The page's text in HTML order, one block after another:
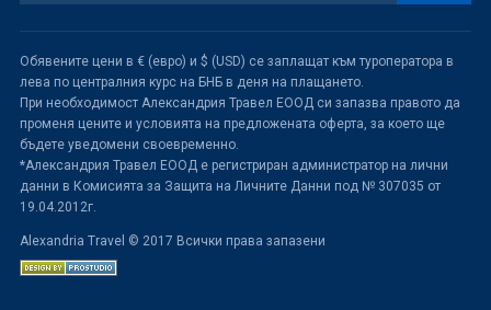
Обявените цени в € (евро) и $ (USD) се заплащат към туроператора в
лева по централния курс на БНБ в деня на плащането.
При необходимост Александрия Травел ЕООД си запазва правото да
променя цените и условията на предложената оферта, за което ще
бъдете уведомени своевременно.
*Александрия Травел ЕООД е регистриран администратор на лични
данни в Комисията за Защита на Личните Данни под № 307035 от
19.04.2012г.
Alexandria Travel © 2017 Всички права запазени